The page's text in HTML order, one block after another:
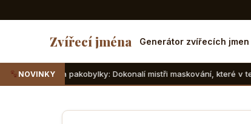
Zvířecí jména Generátor zvířecích jmen
NOVINKYDokonalí mistři maskování, které v teráriu sotva najdete